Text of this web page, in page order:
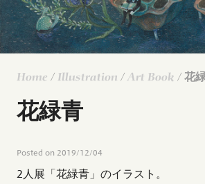
Home / Illustration / Art Book / 花
花緑青
Posted on 2019/12/04
2人展「花緑青」のイラスト。